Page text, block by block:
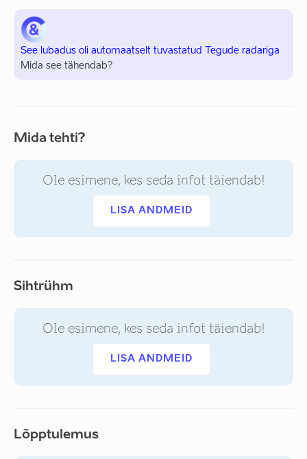
See lubadus oli automaatselt tuvastatud Tegude radariga
Mida see tähendab?
Mida tehti?
Ole esimene, kes seda infot täiendab!
LISA ANDMEID
Sihtrühm
Ole esimene, kes seda infot täiendab!
LISA ANDMEID
Lõpptulemus